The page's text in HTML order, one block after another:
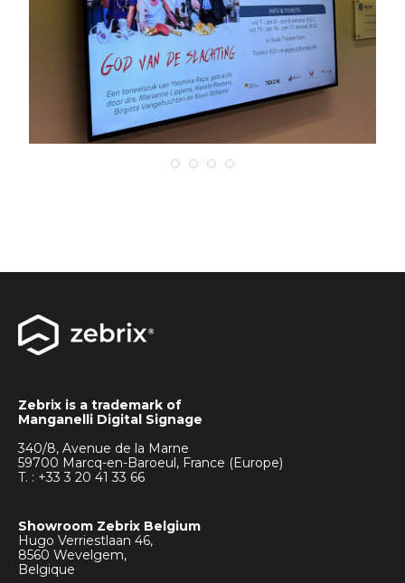
Zebrix is a trademark of
Manganelli Digital Signage
340/8, Avenue de la Marne
59700 Marcq-en-Baroeul, France (Europe)
T. : +333 20 41 33 66
Showroom Zebrix Belgium
Hugo Verriestlaan 46,
8560 Wevelgem,
Belgique